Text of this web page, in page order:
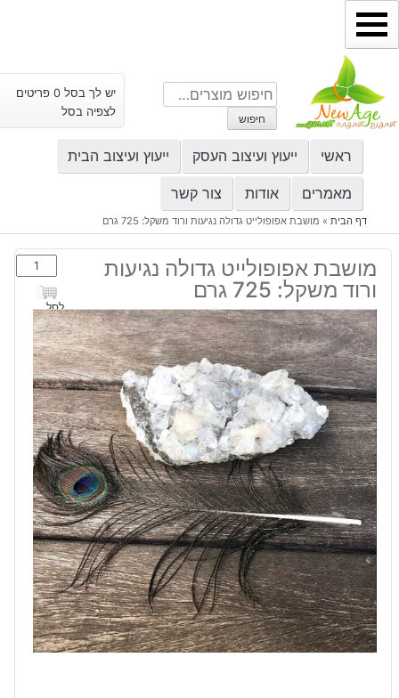
דילוג
לתוכן
חיפוש
עבור:
חיפוש
יש לך בסל 0 פריטים
לצפיה בסל
ראשי ייעוץ ועיצוב העסק ייעוץ ועיצוב הבית
מאמרים אודות צור קשר
דף הבית» מושבת אפופולייט גדולה נגיעות ורוד משקל: 725 גרם
מושבת אפופולייט גדולה נגיעות
ורוד משקל: 725 גרם
כמות
של
מושבת
אפופולייט
גדולה
נגיעות
ורוד
משקל:
725
גרם
לסל